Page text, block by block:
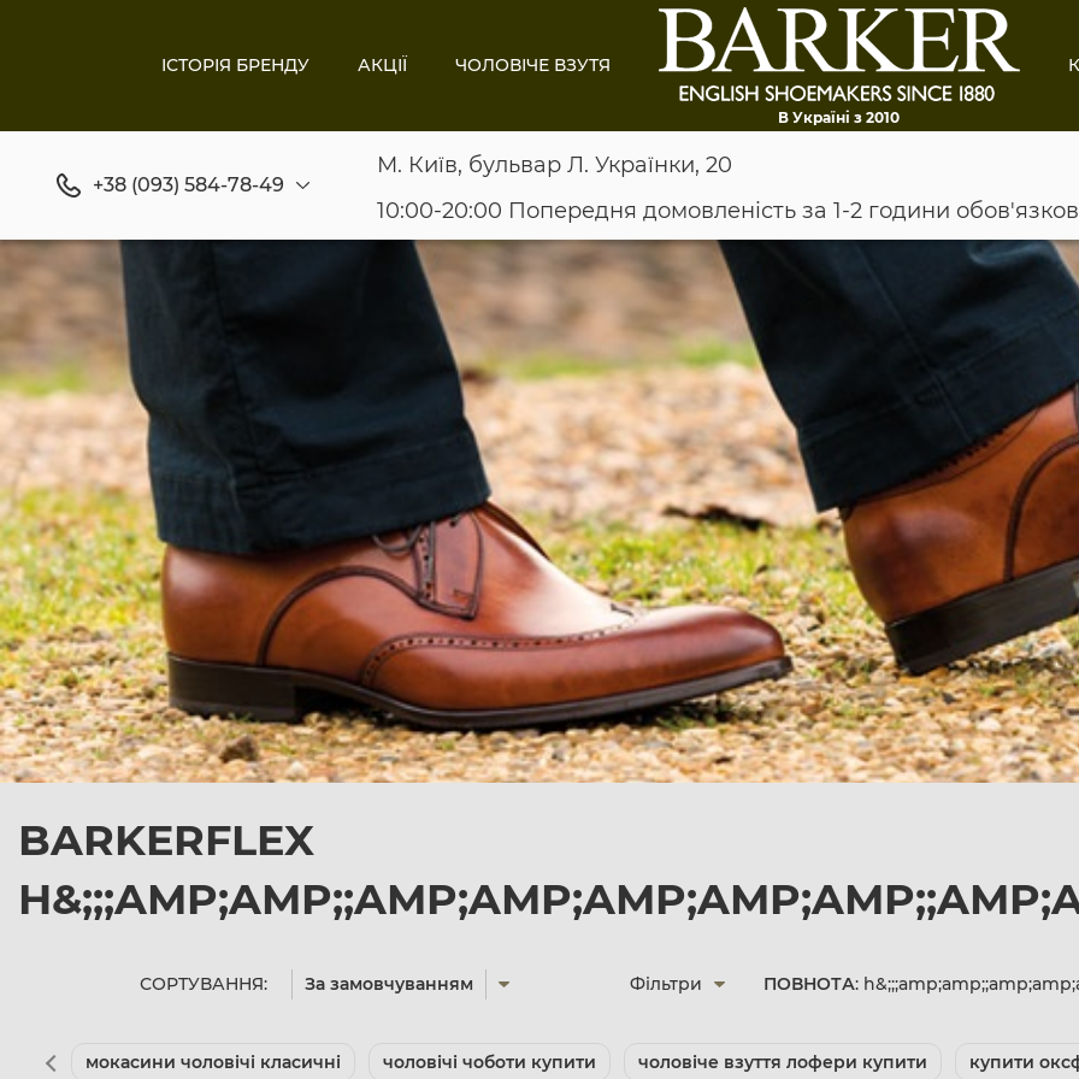
ІСТОРІЯ БРЕНДУ АКЦІЇ ЧОЛОВІЧЕ ВЗУТЯ
В Україні з 2010
+38 (093) 584-78-49
М. Київ, бульвар Л. Українки, 20
10:00-20:00 Попередня домовленість за 1-2 години
BARKERFLEX
СОРТУВАННЯ: За замовчуванням Фільтри ПОВНОТА:
мокасини чоловічі класичні чоловічі чоботи купити чоловіче взуття лофери купити купити